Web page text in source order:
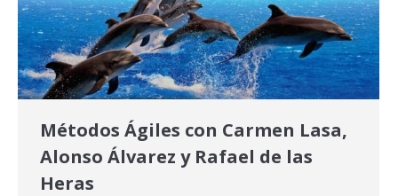
Métodos Ágiles con Carmen Lasa,
Alonso Álvarez y Rafael de las
Heras